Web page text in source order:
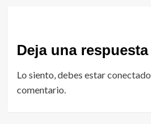
Deja una respuesta
Lo siento, debes estarconectado
comentario.